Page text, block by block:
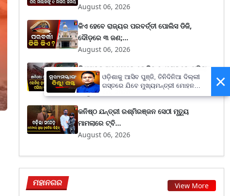
August 06, 2026
କିଏ ହେବେ ରାଜ୍ୟର ପରବର୍ତ୍ତୀ ପୋଲିସ ଡିଜି,
ଦୌଡ଼ରେ ୩ ଜଣ;...
August 06, 2026
ନିଶାସକ୍ତ ଅବସ୍ଥାରେ ଲେଡିଜ୍‌ ହଷ୍ଟେଲରେ ପଶିଲା
ସ୍କର୍ପିଓ,...
August 06, 2026
କନିଷ୍ଠ ଯନ୍ତ୍ରୀ ରଶ୍ମିରଞ୍ଜନ ସେଠୀ ମୃତ୍ୟୁ
ମାମଲାରେ ଟ୍ବି...
August 06, 2026
ମହାନଗର View More
×
ଓଡ଼ିଶାକୁ ଆସିବ ପୁଞ୍ଜି, ତିନିଦିନିଆ ଦିଲ୍ଲୀ
ଗସ୍ତରେ ଯିବେ ମୁଖ୍ୟମନ୍ତ୍ରୀ ମୋହନ
ମାଝୀ